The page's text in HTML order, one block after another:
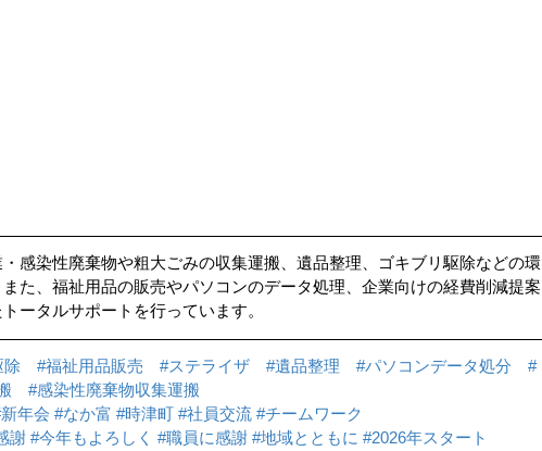
感染性廃棄物や粗大ごみの収集運搬、遺品整理、ゴキブリ駆除などの環
た、福祉用品の販売やパソコンのデータ処理、企業向けの経費削減提案
ータルサポートを行っています。
除 #福祉用品販売 #ステライザ #遺品整理 #パソコンデータ処分
#
#感染性廃棄物収集運搬
年会 #なか富 #時津町 #社員交流 #チームワーク
謝 #今年もよろしく #職員に感謝 #地域とともに #2026年スタート